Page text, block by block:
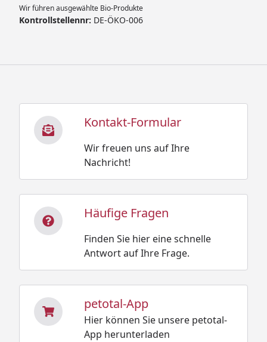
Wir führen ausgewählte Bio-Produkte
Kontrollstellennr: DE-ÖKO-006
Kontakt-Formular
Wir freuen uns auf Ihre
Nachricht!
Häufige Fragen
Finden Sie hier eine schnelle
Antwort auf Ihre Frage.
petotal-App
Hier können Sie unsere petotal-
App herunterladen